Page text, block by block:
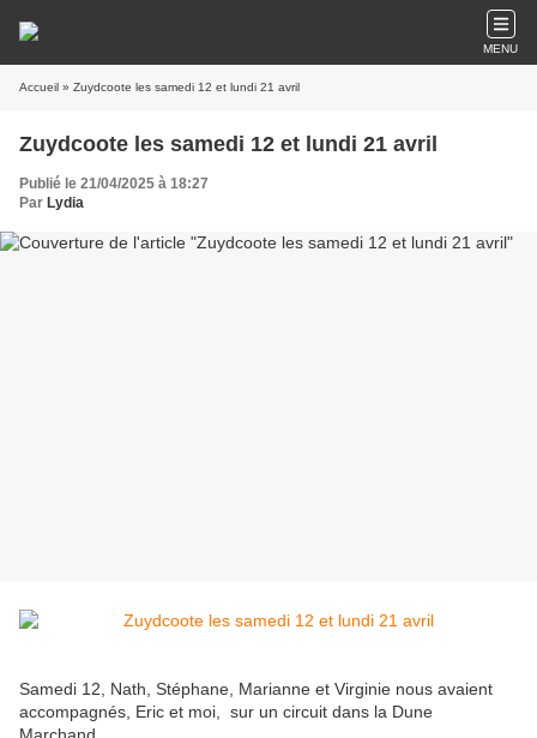
MENU
Accueil » Zuydcoote les samedi 12 et lundi 21 avril
Zuydcoote les samedi 12 et lundi 21 avril
Publié le 21/04/2025 à 18:27
Par Lydia
Samedi 12, Nath, Stéphane, Marianne et Virginie nous avaient
accompagnés, Eric et moi, sur un circuit dans la Dune